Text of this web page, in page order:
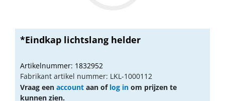
*Eindkap lichtslang helder
Artikelnummer: 1832952
Fabrikant artikel nummer: LKL-1000112
Vraag een account aan of log in om prijzen te
kunnen zien.